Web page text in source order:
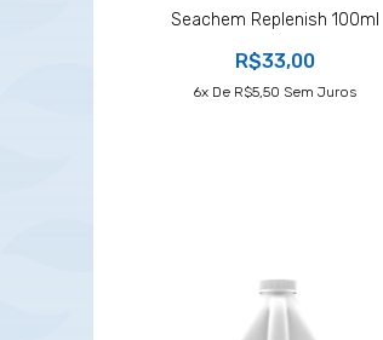
Seachem Replenish 100ml
R$33,00
6X De R$5,50 Sem Juros